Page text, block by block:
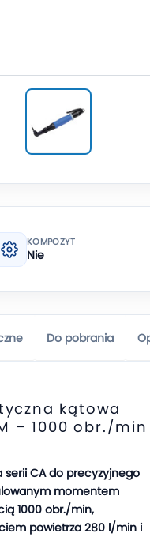
KOMPOZYT
Nie
Do pobrania
kątowa
– 1000 obr./min
CA do precyzyjnego
momentem
1000 obr./min,
powietrza 280 l/min i